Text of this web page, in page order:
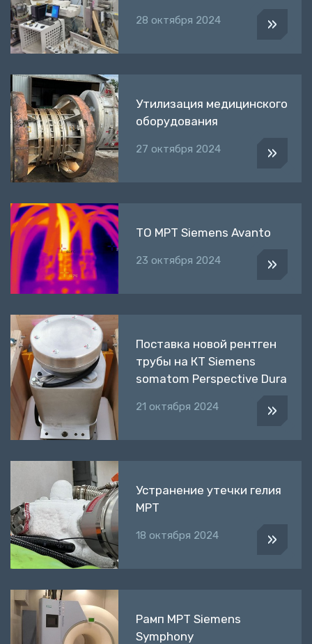
28 октября 2024 »
Утилизация медицинского
оборудования
27 октября 2024 »
ТО МРТ Siemens Avanto
23 октября 2024 »
Поставка новой рентген
трубы на КТ Siemens
somatom Perspective Dura
21 октября 2024 »
Устранение утечки гелия
МРТ
18 октября 2024 »
Рамп МРТ Siemens
Symphony